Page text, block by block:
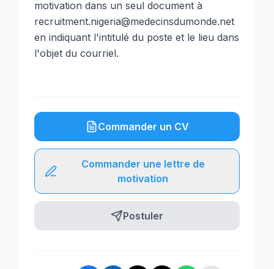
motivation dans un seul document à
recruitment.nigeria@medecinsdumonde.net
en indiquant l'intitulé du poste et le lieu dans
l'objet du courriel.
Commander un CV
Commander une lettre de
motivation
Postuler